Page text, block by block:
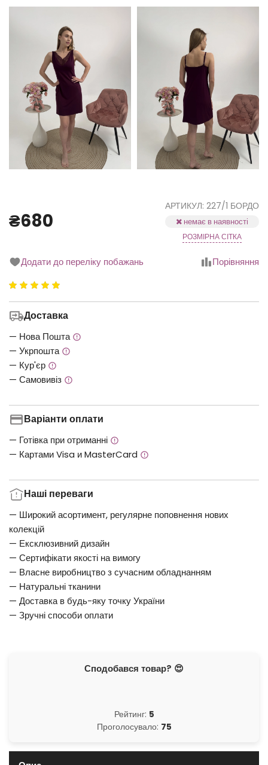
₴680
АРТИКУЛ: 227/1 БОРДО
немає в наявності
РОЗМІРНА СІТКА
Додати до переліку побажань Порівняння
5.00
5
Доставка
— Нова Пошта
— Укрпошта
— Кур'єр
— Самовивіз
Варіанти оплати
— Готівка при отриманні
— Картами Visa и MasterCard
Наші переваги
— Широкий асортимент, регулярне поповнення нових
колекцій
— Ексклюзивний дизайн
— Сертифікати якості на вимогу
— Власне виробництво з сучасним обладнанням
— Натуральні тканини
— Доставка в будь-яку точку України
— Зручні способи оплати
Сподобався товар? 😍
Рейтинг: 5
Проголосувало: 75